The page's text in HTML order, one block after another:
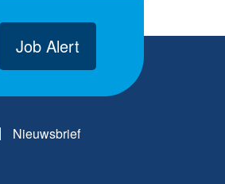
Job Alert
Nieuwsbrief